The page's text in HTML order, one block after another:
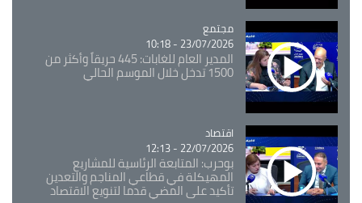
Catégorie
مجتمع
23/07/2026 - 10:18
المدير العام للغابات: 445 حريقاً وأكثر من
1500 تدخل خلال الموسم الحالي
Catégorie
اقتصاد
22/07/2026 - 12:13
بوحرب: المتابعة الرئاسية للمشاريع
المهيكلة في قطاعي المناجم والتعدين
تأكيد على المضي قدما لتنويع الاقتصاد